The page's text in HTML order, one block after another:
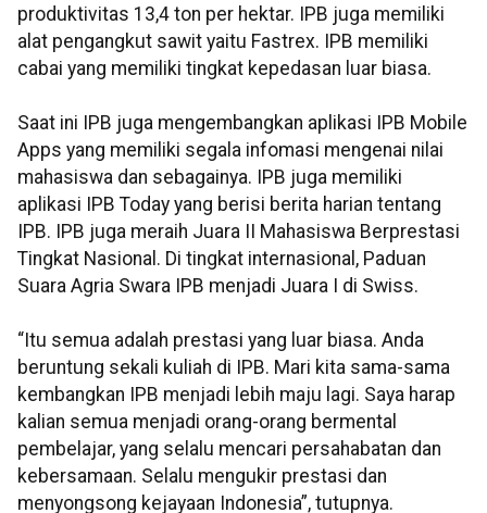
produktivitas 13,4 ton per hektar. IPB juga memiliki
alat pengangkut sawit yaitu Fastrex. IPB memiliki
cabai yang memiliki tingkat kepedasan luar biasa.
Saat ini IPB juga mengembangkan aplikasi IPB Mobile
Apps yang memiliki segala infomasi mengenai nilai
mahasiswa dan sebagainya. IPB juga memiliki
aplikasi IPB Today yang berisi berita harian tentang
IPB. IPB juga meraih Juara II Mahasiswa Berprestasi
Tingkat Nasional. Di tingkat internasional, Paduan
Suara Agria Swara IPB menjadi Juara I di Swiss.
“Itu semua adalah prestasi yang luar biasa. Anda
beruntung sekali kuliah di IPB. Mari kita sama-sama
kembangkan IPB menjadi lebih maju lagi. Saya harap
kalian semua menjadi orang-orang bermental
pembelajar, yang selalu mencari persahabatan dan
kebersamaan. Selalu mengukir prestasi dan
menyongsong kejayaan Indonesia”, tutupnya.